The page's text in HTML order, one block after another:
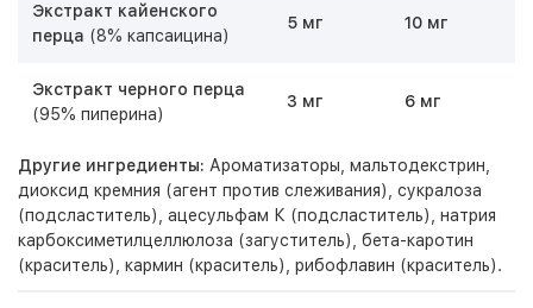
Экстракт кайенского
перца (8% капсаицина)
5 мг 10 мг
Экстракт черного перца
(95% пиперина)
3 мг 6 мг
Другие ингредиенты: Ароматизаторы, мальтодекстрин,
диоксид кремния (агент против слеживания), сукралоза
(подсластитель), ацесульфам К (подсластитель), натрия
карбоксиметилцеллюлоза (загуститель), бета-каротин
(краситель), кармин (краситель), рибофлавин (краситель).